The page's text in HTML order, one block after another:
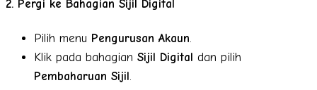
2. Pergi ke Bahagian Sijil Digital
Pilih menu Pengurusan Akaun.
Klik pada bahagian Sijil Digital dan pilih
Pembaharuan Sijil.